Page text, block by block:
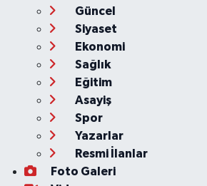
Güncel
Siyaset
Ekonomi
Sağlık
Eğitim
Asayiş
Spor
Yazarlar
Resmi İlanlar
Foto Galeri